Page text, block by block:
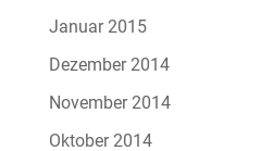
Januar 2015
Dezember 2014
November 2014
Oktober 2014